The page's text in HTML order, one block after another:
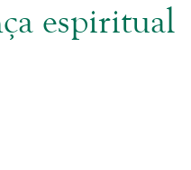
espiritual